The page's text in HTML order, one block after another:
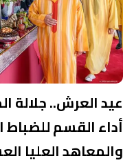
عيد العرش.. جلالة
أداء القسم
والمعاهد العليا